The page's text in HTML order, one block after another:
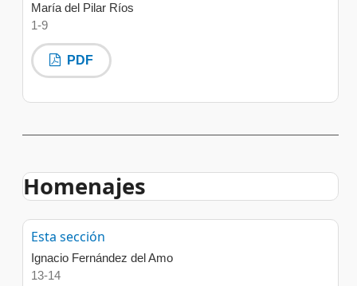
María del Pilar Ríos
1-9
PDF
Homenajes
Esta sección
Ignacio Fernández del Amo
13-14